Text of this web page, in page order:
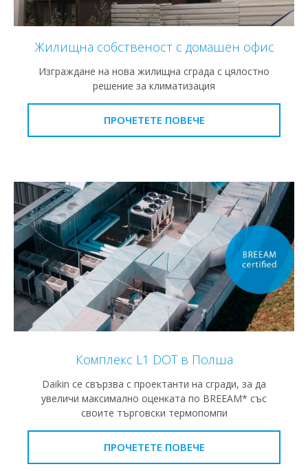
Жилищна собственост с домашен офис
Изграждане на нова жилищна сграда с цялостно
решение за климатизация
ПРОЧЕТЕТЕ ПОВЕЧЕ
Комплекс L1 DOT в Полша
Daikin се свързва с проектанти на сгради, за да
увеличи максимално оценката по BREEAM* със
своите търговски термопомпи
ПРОЧЕТЕТЕ ПОВЕЧЕ